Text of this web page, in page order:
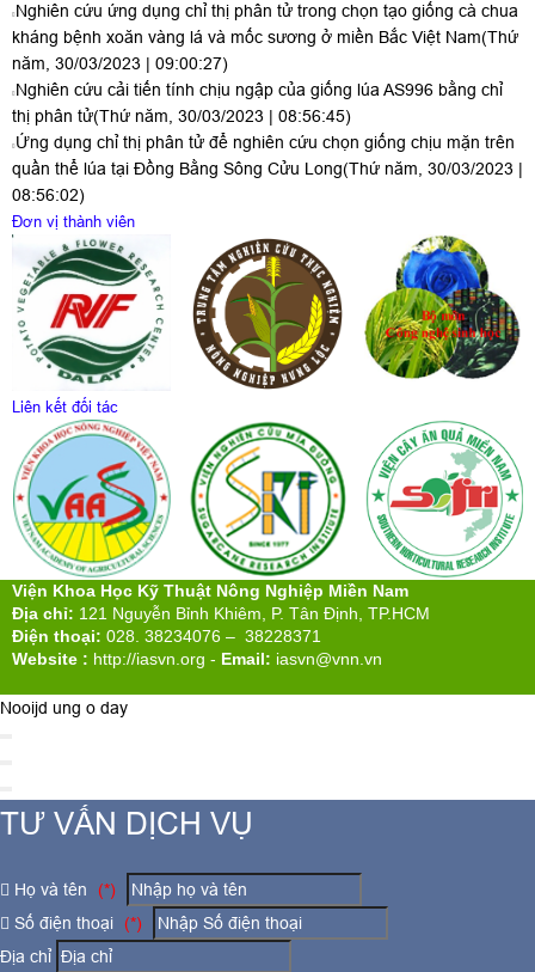
Nghiên cứu ứng dụng chỉ thị phân tử trong chọn tạo giống cà chua
kháng bệnh xoăn vàng lá và mốc sương ở miền Bắc Việt Nam(Thứ
năm, 30/03/2023 | 09:00:27)
Nghiên cứu cải tiến tính chịu ngập của giống lúa AS996 bằng chỉ
thị phân tử(Thứ năm, 30/03/2023 | 08:56:45)
Ứng dụng chỉ thị phân tử để nghiên cứu chọn giống chịu mặn trên
quần thể lúa tại Đồng Bằng Sông Cửu Long(Thứ năm, 30/03/2023 |
08:56:02)
Đơn vị thành viên
Liên kết đối tác
Viện Khoa Học Kỹ Thuật Nông Nghiệp Miền Nam
Địa chỉ: 121 Nguyễn Bỉnh Khiêm, P. Tân Định, TP.HCM
Điện thoại: 028. 38234076 – 38228371
Website : http://iasvn.org - Email: iasvn@vnn.vn
Nooijd ung o day
TƯ VẤN DỊCH VỤ
Họ và tên
(*)
Số điện thoại
(*)
Địa chỉ